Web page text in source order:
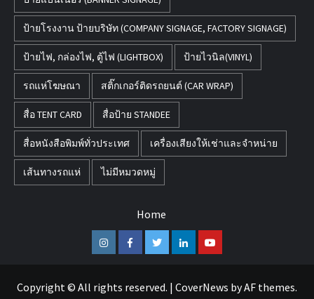
ป้ายโรงงาน ป้ายบริษัท (COMPANY SIGNAGE, FACTORY SIGNAGE)
ป้ายไฟ, กล่องไฟ, ตู้ไฟ (LIGHTBOX) ป้ายไวนิล(VINYL)
รถแห่โฆษณา สติ๊กเกอร์ติดรถยนต์ (CAR WRAP)
สื่อ TENT CARD สื่อป้าย STANDEE
สื่อหนังสือพิมพ์ทั่วประเทศ เครื่องเสียงให้เช่าและจำหน่าย
เส้นทางรถแห่ ไม่มีหมวดหมู่
Home
InstagramFacebookTwitterLinkedinYoutube
Copyright © All rights reserved. | CoverNews by AF themes.